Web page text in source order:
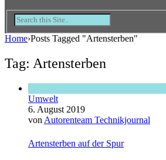
Home›Posts Tagged "Artensterben"
Tag: Artensterben
Umwelt
6. August 2019
von Autorenteam Technikjournal
Artensterben auf der Spur